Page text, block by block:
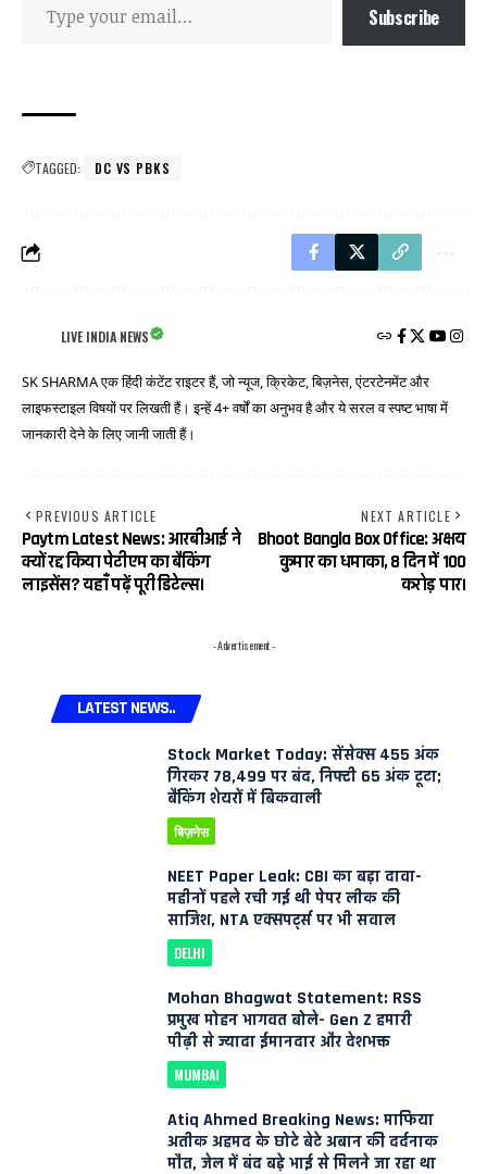
Subscribe
TAGGED: DC VS PBKS
LIVE INDIA NEWS
SK SHARMA एक हिंदी कंटेंट राइटर हैं, जो न्यूज, क्रिकेट, बिज़नेस, एंटरटेनमेंट और
लाइफस्टाइल विषयों पर लिखती हैं। इन्हें 4+ वर्षों का अनुभव है और ये सरल व स्पष्ट भाषा में
जानकारी देने के लिए जानी जाती हैं।
PREVIOUS ARTICLE
Paytm Latest News: आरबीआई ने
क्यों रद्द किया पेटीएम का बैंकिंग
लाइसेंस? यहाँ पढ़ें पूरी डिटेल्स।
NEXT ARTICLE
Bhoot Bangla Box Office: अक्षय
कुमार का धमाका, 8 दिन में 100
करोड़ पार।
- Advertisement -
LATEST NEWS..
Stock Market Today: सेंसेक्स 455 अंक
गिरकर 78,499 पर बंद, निफ्टी 65 अंक टूटा;
बैंकिंग शेयरों में बिकवाली
बिज़नेस
NEET Paper Leak: CBI का बड़ा दावा-
महीनों पहले रची गई थी पेपर लीक की
साजिश, NTA एक्सपर्ट्स पर भी सवाल
DELHI
Mohan Bhagwat Statement: RSS
प्रमुख मोहन भागवत बोले- Gen Z हमारी
पीढ़ी से ज्यादा ईमानदार और देशभक्त
MUMBAI
Atiq Ahmed Breaking News: माफिया
अतीक अहमद के छोटे बेटे अबान की दर्दनाक
मौत, जेल में बंद बड़े भाई से मिलने जा रहा था